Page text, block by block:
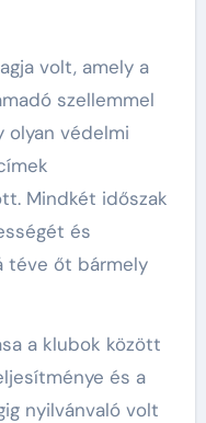
volt, amely a
szellemmel
olyan védelmi
Mindkét időszak
és
téve őt bármely
a klubok között
és a
nyilvánvaló volt